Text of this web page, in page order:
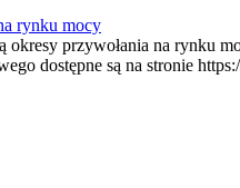
rynku mocy
okresy przywołania na
dostępne są na stronie